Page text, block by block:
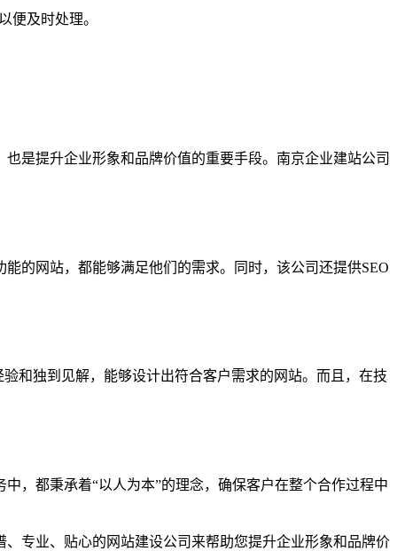
便及时处理。
是提升企业形象和品牌价值的重要手段。南京企业建站公司
的网站，都能够满足他们的需求。同时，该公司还提供SEO
和独到见解，能够设计出符合客户需求的网站。而且，在技
，都秉承着“以人为本”的理念，确保客户在整个合作过程中
专业、贴心的网站建设公司来帮助您提升企业形象和品牌价